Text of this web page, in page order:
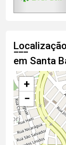
em Santa
+
−